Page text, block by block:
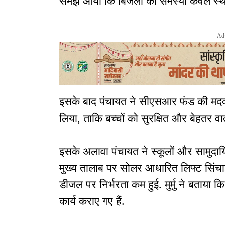
इसके बाद पंचायत ने सीएसआर फंड की
लिया, ताकि बच्चों को सुरक्षित और बेहतर
इसके अलावा पंचायत ने स्कूलों और
मुख्य तालाब पर सोलर आधारित लिफ्ट
डीजल पर निर्भरता कम हुई. मुर्मु ने
कार्य कराए गए हैं.